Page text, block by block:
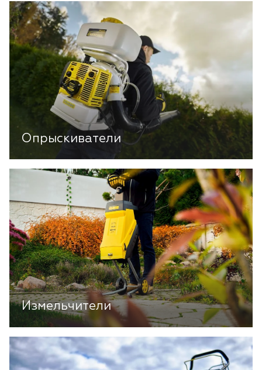
Опрыскиватели
Измельчители